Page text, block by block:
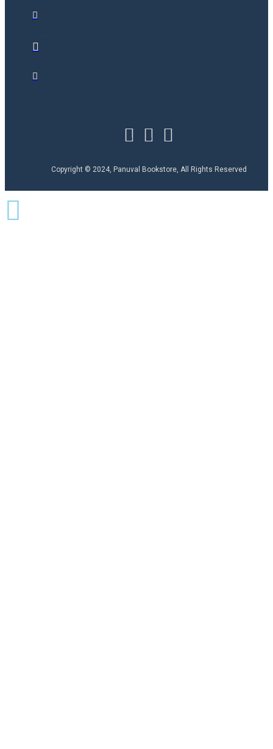
Copyright © 2024, Panuval Bookstore, All Rights Reserved